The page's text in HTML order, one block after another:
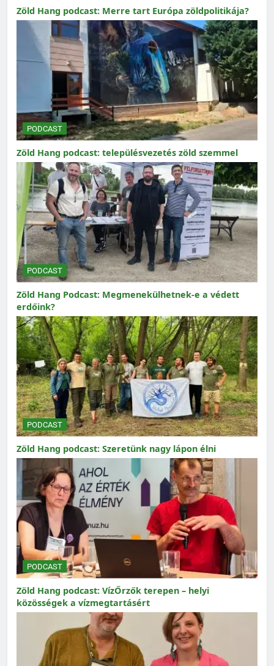
Zöld Hang podcast: Merre tart Európa zöldpolitikája?
PODCAST
Zöld Hang podcast: településvezetés zöld szemmel
PODCAST
Zöld Hang Podcast: Megmenekülhetnek-e a védett
erdőink?
PODCAST
Zöld Hang podcast: Szeretünk nagy lápon élni
PODCAST
Zöld Hang podcast: VízŐrzők terepen – helyi
közösségek a vízmegtartásért